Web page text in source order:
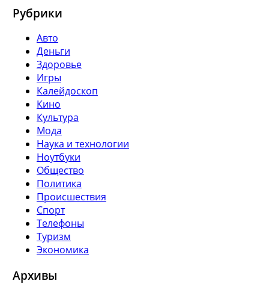
Рубрики
Авто
Деньги
Здоровье
Игры
Калейдоскоп
Кино
Культура
Мода
Наука и технологии
Ноутбуки
Общество
Политика
Происшествия
Спорт
Телефоны
Туризм
Экономика
Архивы